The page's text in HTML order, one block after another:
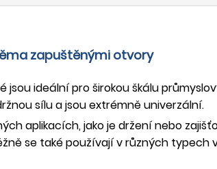
zapuštěnými otvory
ideální pro širokou škálu
sílu a jsou extrémně univerzální.
aplikacích, jako je držení nebo
se také používají v různých typech